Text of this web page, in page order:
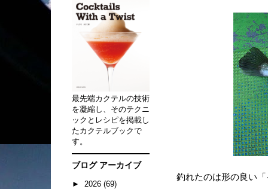
釣れたのは形の良い
最先端カクテルの技術
を凝縮し、そのテクニ
ックとレシピを掲載し
たカクテルブックで
す。
ブログ アーカイブ
► 2026 (69)